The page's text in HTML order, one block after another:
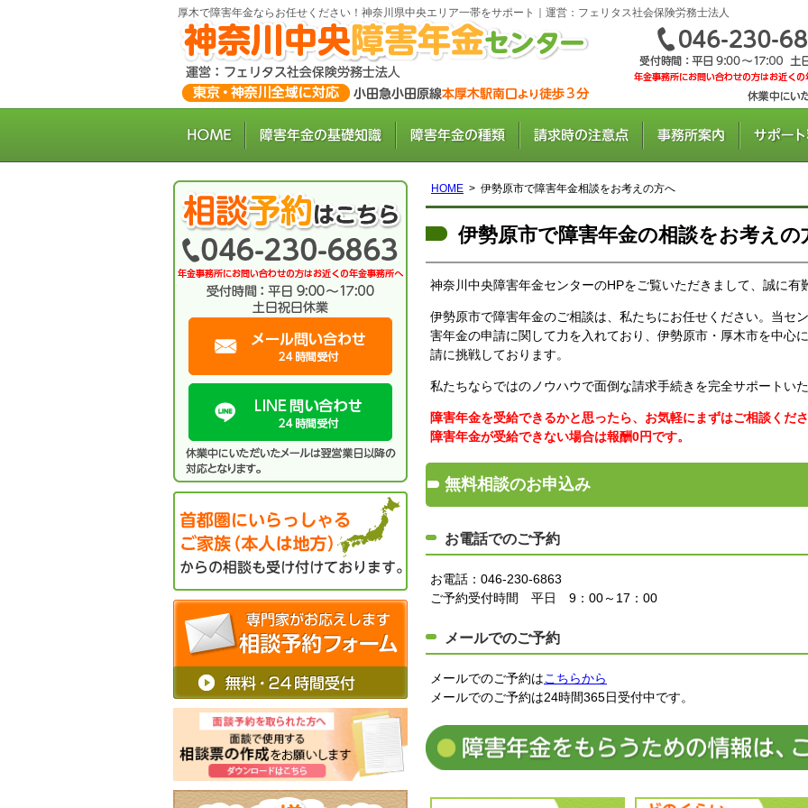
厚木で障害年金ならお任せください！神奈川県中央エリア一帯をサポート｜運営：フェリタス社会保険労務士法人
HOME 伊勢原市で障害年金相談をお考えの方へ
伊勢原市で障害年金の相談をお考えの
神奈川中央障害年金センターのHPをご覧いただきまして、誠に有
伊勢原市で障害年金のご相談は、私たちにお任せください。当セ
害年金の申請に関して力を入れており、伊勢原市・厚木市を中心
請に挑戦しております。
私たちならではのノウハウで面倒な請求手続きを完全サポートい
障害年金を受給できるかと思ったら、お気軽にまずはご相談くだ
障害年金が受給できない場合は報酬0円です。
無料相談のお申込み
お電話でのご予約
お電話： 046-230-6863
ご予約受付時間 平日 9：00～17：00
メールでのご予約
メールでのご予約はこちらから
メールでのご予約は24時間365日受付中です。